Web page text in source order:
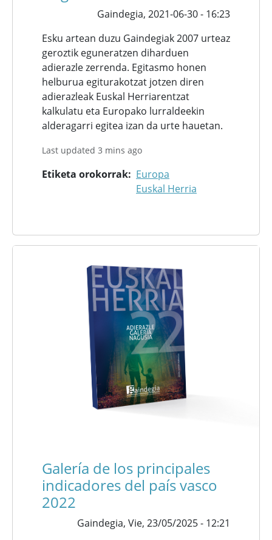
Gaindegia, 2021-06-30 - 16:23
Esku artean duzu Gaindegiak 2007 urteaz
geroztik eguneratzen diharduen
adierazle zerrenda. Egitasmo honen
helburua egiturakotzat jotzen diren
adierazleak Euskal Herriarentzat
kalkulatu eta Europako lurraldeekin
alderagarri egitea izan da urte hauetan.
Last updated 3 mins ago
Etiketa orokorrak
Europa
Euskal Herria
Galería de los principales
indicadores del país vasco
2022
Gaindegia, Vie, 23/05/2025 - 12:21